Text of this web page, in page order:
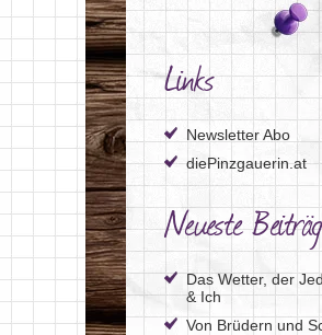
Links
Newsletter Abo
diePinzgauerin.at
Neueste
Das Wetter, der
& Ich
Von Brüdern und